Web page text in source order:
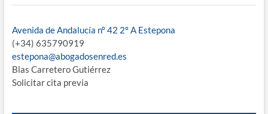
Avenida de Andalucía nº 42 2º A Estepona
(+34) 635790919
estepona@abogadosenred.es
Blas Carretero Gutiérrez
Solicitar cita previa